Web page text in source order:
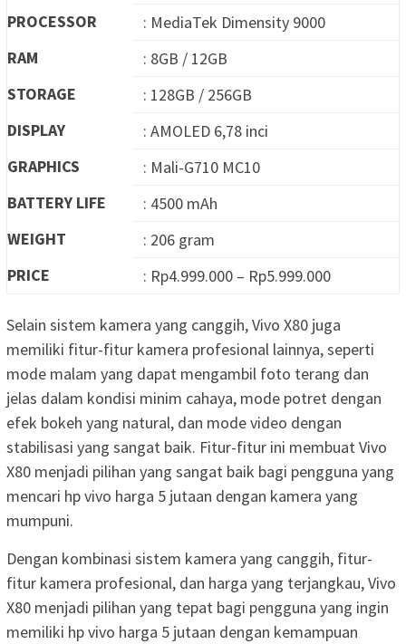
PROCESSOR
: MediaTek Dimensity 9000
RAM
: 8GB / 12GB
STORAGE
: 128GB / 256GB
DISPLAY
: AMOLED 6,78 inci
GRAPHICS
: Mali-G710 MC10
BATTERY LIFE
: 4500 mAh
WEIGHT
: 206 gram
PRICE
: Rp4.999.000 – Rp5.999.000
Selain sistem kamera yang canggih, Vivo X80 juga
memiliki fitur-fitur kamera profesional lainnya, seperti
mode malam yang dapat mengambil foto terang dan
jelas dalam kondisi minim cahaya, mode potret dengan
efek bokeh yang natural, dan mode video dengan
stabilisasi yang sangat baik. Fitur-fitur ini membuat Vivo
X80 menjadi pilihan yang sangat baik bagi pengguna yang
mencari hp vivo harga 5 jutaan dengan kamera yang
mumpuni.
Dengan kombinasi sistem kamera yang canggih, fitur-
fitur kamera profesional, dan harga yang terjangkau, Vivo
X80 menjadi pilihan yang tepat bagi pengguna yang ingin
memiliki hp vivo harga 5 jutaan dengan kemampuan